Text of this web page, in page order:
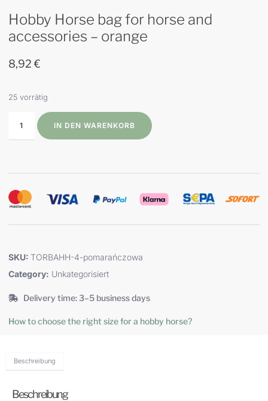
Hobby Horse bag for horse and
accessories – orange
8,92€
25 vorrätig
IN DEN WARENKORB
SKU: TORBAHH-4-pomarańczowa
Category: Unkategorisiert
Delivery time: 3–5 business days
How to choose the right size for a hobby horse?
Beschreibung
Beschreibung